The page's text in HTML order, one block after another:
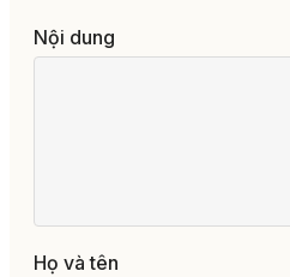
Nội dung
Họ và tên